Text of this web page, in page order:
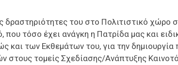
δραστηριότητες του στο Πολιτιστικό
που τόσο έχει ανάγκη η Πατρίδα μας και
και των Εκθεμάτων του, για την
τομείς Σχεδίασης/Ανάπτυξης